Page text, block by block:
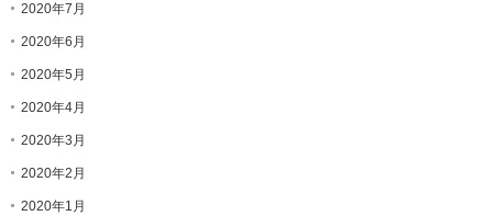
2020年7月
2020年6月
2020年5月
2020年4月
2020年3月
2020年2月
2020年1月